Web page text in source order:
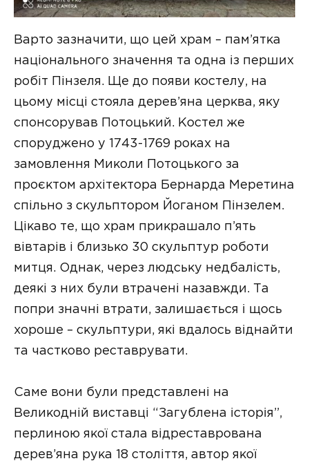
Варто зазначити, що цей храм – пам’ятка
національного значення та одна із перших
робіт Пінзеля. Ще до появи костелу, на
цьому місці стояла дерев’яна церква, яку
спонсорував Потоцький. Костел же
споруджено у 1743-1769 роках на
замовлення Миколи Потоцького за
проєктом архітектора Бернарда Меретина
спільно з скульптором Йоганом Пінзелем.
Цікаво те, що храм прикрашало п’ять
вівтарів і близько 30 скульптур роботи
митця. Однак, через людську недбалість,
деякі з них були втрачені назавжди. Та
попри значні втрати, залишається і щось
хороше – скульптури, які вдалось віднайти
та частково реставрувати.
Саме вони були представлені на
Великодній виставці “Загублена історія”,
перлиною якої стала відреставрована
дерев’яна рука 18 століття, автор якої